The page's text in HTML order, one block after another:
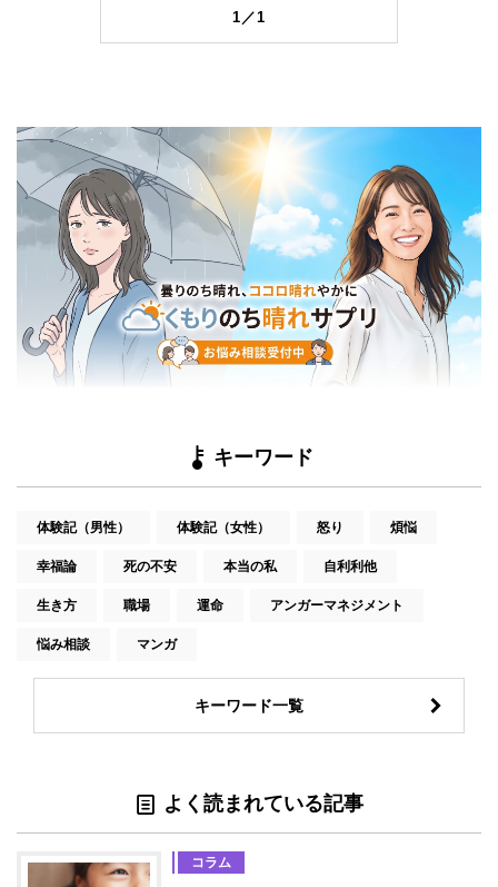
1／1
キーワード
体験記（男性） 体験記（女性） 怒り 煩悩
幸福論 死の不安 本当の私 自利利他
生き方 職場 運命 アンガーマネジメント
悩み相談 マンガ
キーワード一覧
よく読まれている記事
コラム